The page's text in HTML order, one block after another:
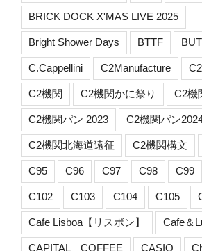
BRICK DOCK X'MAS LIVE 2025
Bright Shower Days BTTF
C.Cappellini C2Manufacture
C2機関 C2機関かに祭り C2機
C2機関パン 2023 C2機関パン
C2機関北海道遠征 C2機関構文
C95 C96 C97 C98 C99
C102 C103 C104 C105
Cafe Lisboa【リスボン】 Cafe＆
CAPITAL COFFEE CASIO